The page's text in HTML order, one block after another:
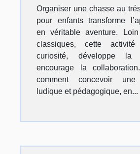
Organiser une chasse au
pour enfants transforme
en véritable aventure.
classiques, cette
curiosité, développe la
encourage la
comment concevoir une
ludique et pédagogique, en...